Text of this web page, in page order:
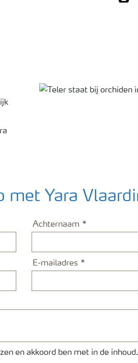
met Yara
Achternaam
E-mailadres
en akkoord ben met in de